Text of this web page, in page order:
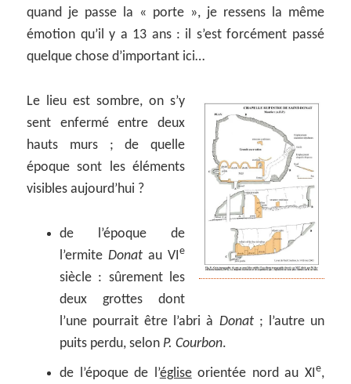
quand je passe la « porte », je ressens la même
émotion qu’il y a 13 ans : il s’est forcément passé
quelque chose d’important ici…
Le lieu est sombre, on s’y
sent enfermé entre deux
hauts murs ; de quelle
époque sont les éléments
visibles aujourd’hui ?
de l’époque de
l’ermiteDonat au VI e
siècle : sûrement les
deux grottes dont
l’une pourrait être l’abri à Donat; l’autre un
puits perdu, selon P. Courbon.
de l’époque de l’égliseorientée nord au XI e,